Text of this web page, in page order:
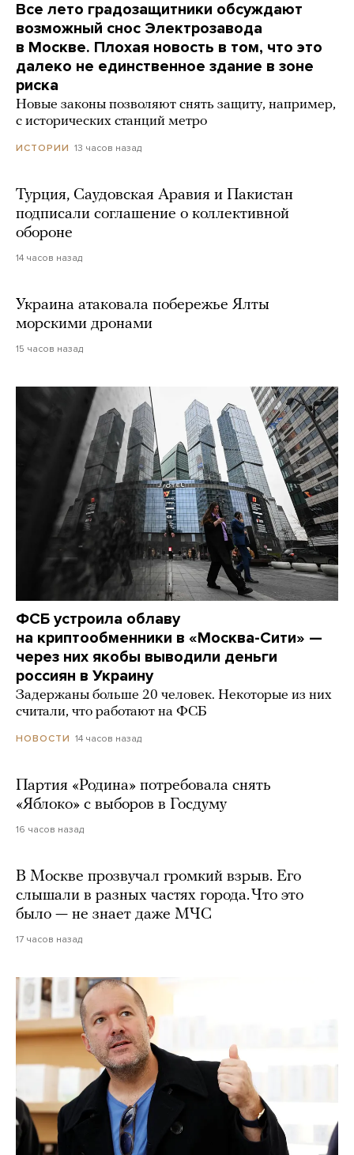
Все лето градозащитники обсуждают
возможный снос Электрозавода
в Москве. Плохая новость в том, что это
далеко не единственное здание в зоне
риска
Новые законы позволяют снять защиту, например,
с исторических станций метро
ИСТОРИИ 13 часов назад
Турция, Саудовская Аравия и Пакистан
подписали соглашение о коллективной
обороне
14 часов назад
Украина атаковала побережье Ялты
морскими дронами
15 часов назад
ФСБ устроила облаву
на криптообменники в «Москва-Сити» —
через них якобы выводили деньги
россиян в Украину
Задержаны больше 20 человек. Некоторые из них
считали, что работают на ФСБ
НОВОСТИ 14 часов назад
Партия «Родина» потребовала снять
«Яблоко» с выборов в Госдуму
16 часов назад
В Москве прозвучал громкий взрыв. Его
слышали в разных частях города. Что это
было — не знает даже МЧС
17 часов назад